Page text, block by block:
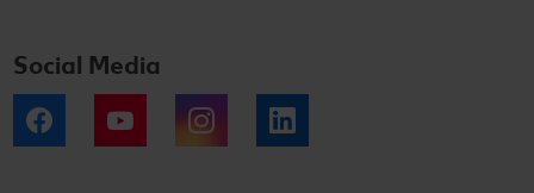
Social Media
Facebook YouTube Instagram